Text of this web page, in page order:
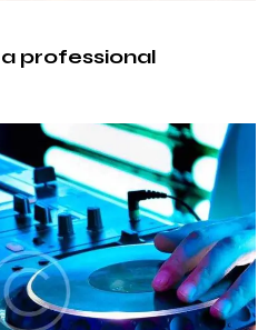
professional